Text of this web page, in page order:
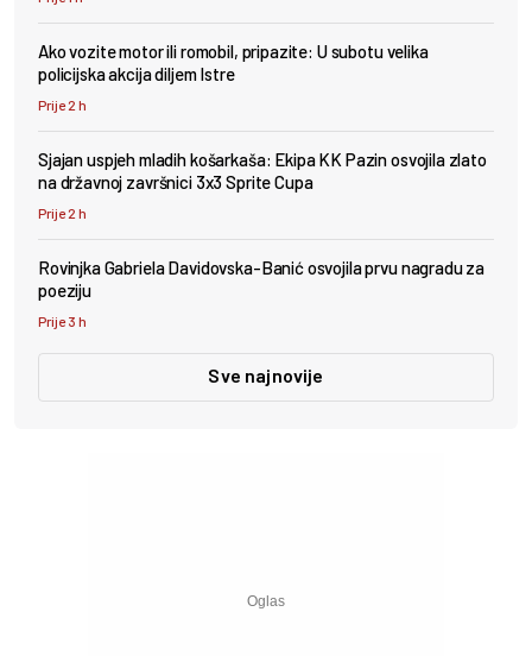
Ako vozite motor ili romobil, pripazite: U subotu velika
policijska akcija diljem Istre
Prije 2 h
Sjajan uspjeh mladih košarkaša: Ekipa KK Pazin osvojila zlato
na državnoj završnici 3x3 Sprite Cupa
Prije 2 h
Rovinjka Gabriela Davidovska-Banić osvojila prvu nagradu za
poeziju
Prije 3 h
Sve najnovije